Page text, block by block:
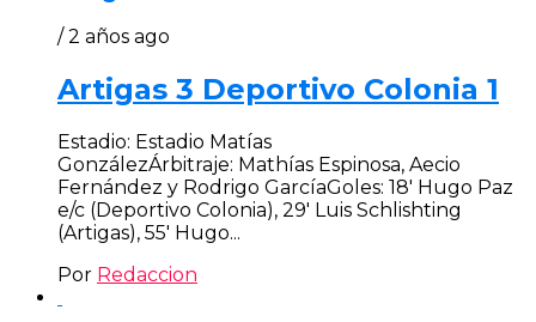
/ 2 años ago
Artigas 3 Deportivo Colonia 1
Estadio: Estadio Matías
GonzálezÁrbitraje: Mathías Espinosa, Aecio
Fernández y Rodrigo GarcíaGoles: 18′ Hugo Paz
e/c (Deportivo Colonia), 29′ Luis Schlishting
(Artigas), 55′ Hugo...
Por Redaccion